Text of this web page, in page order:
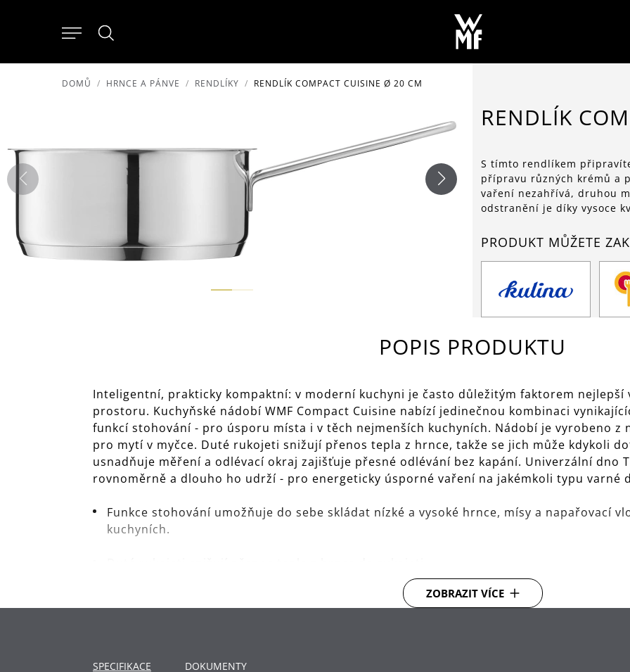
DOMŮ HRNCE A PÁNVE RENDLÍKY RENDLÍK COMPACT CUISINE Ø 20 CM
RENDLÍK
S tímto rendlíkem
přípravu různých krémů a
vaření nezahřívá, druhou
odstranění je díky vysoce
PRODUKT MŮŽETE
POPIS PRODUKTU
Inteligentní, prakticky kompaktní: v moderní kuchyni je často důležitým faktorem nejlepší
prostoru. Kuchyňské nádobí WMF Compact Cuisine nabízí jedinečnou kombinaci
funkcí stohování - pro úsporu místa i v těch nejmenších kuchyních. Nádobí je vyrobeno z
pro mytí v myčce. Duté rukojeti snižují přenos tepla z hrnce, takže se jich může kdykoli
usnadňuje měření a odlévací okraj zajišťuje přesné odlévání bez kapání. Univerzální dno
rovnoměrně a dlouho ho udrží - pro energeticky úsporné vaření na jakémkoli typu varné
Funkce stohování umožňuje do sebe skládat nízké a vysoké hrnce, mísy a napařovací
kuchyních.
Dno TransTherm®: teplo přenáší rychle, dlouho ho udrží a tím uspoří energii.
Materiál: nerezová ocel Cromargan®, která je rozměrově stabilní, vhodná pro mytí v
ZOBRAZIT VÍCE
SPECIFIKACE DOKUMENTY